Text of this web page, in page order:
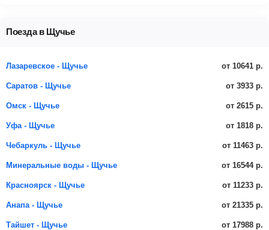
Поезда в Щучье
Лазаревское - Щучье от 10641 р.
Саратов - Щучье от 3933 р.
Омск - Щучье от 2615 р.
Уфа - Щучье от 1818 р.
Чебаркуль - Щучье от 11463 р.
Минеральные воды - Щучье от 16544 р.
Красноярск - Щучье от 11233 р.
Анапа - Щучье от 21335 р.
Тайшет - Щучье от 17988 р.